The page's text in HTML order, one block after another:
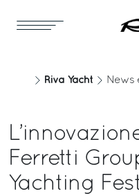
Riva Yacht News
Ferretti
Yachting